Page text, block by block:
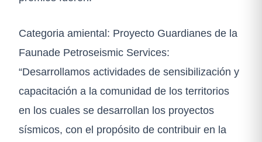
Categoria amiental: Proyecto Guardianes de la
Faunade Petroseismic Services:
“Desarrollamos actividades de sensibilización y
capacitación a la comunidad de los territorios
en los cuales se desarrollan los proyectos
sísmicos, con el propósito de contribuir en la